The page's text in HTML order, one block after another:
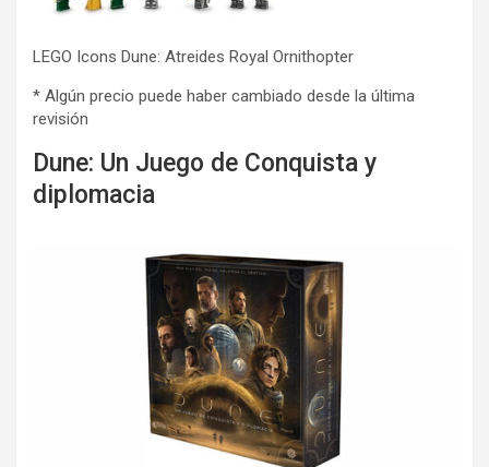
LEGO Icons Dune: Atreides Royal Ornithopter
* Algún precio puede haber cambiado desde la última
revisión
Dune: Un Juego de Conquista y
diplomacia